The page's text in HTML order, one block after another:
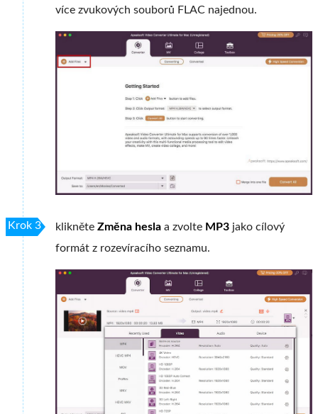
více zvukových souborů FLAC najednou.
Krok 3 klikněte Změna hesla a zvolte MP3 jako cílový
formát z rozevíracího seznamu.